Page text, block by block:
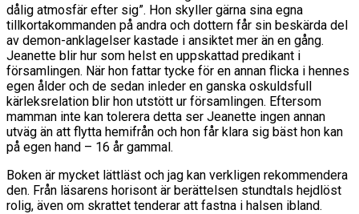
dålig atmosfär efter sig”. Hon skyller gärna sina egna
tillkortakommanden på andra och dottern får sin beskärda del
av demon-anklagelser kastade i ansiktet mer än en gång.
Jeanette blir hur som helst en uppskattad predikant i
församlingen. När hon fattar tycke för en annan flicka i hennes
egen ålder och de sedan inleder en ganska oskuldsfull
kärleksrelation blir hon utstött ur församlingen. Eftersom
mamman inte kan tolerera detta ser Jeanette ingen annan
utväg än att flytta hemifrån och hon får klara sig bäst hon kan
på egen hand – 16 år gammal.
Boken är mycket lättläst och jag kan verkligen rekommendera
den. Från läsarens horisont är berättelsen stundtals hejdlöst
rolig, även om skrattet tenderar att fastna i halsen ibland.